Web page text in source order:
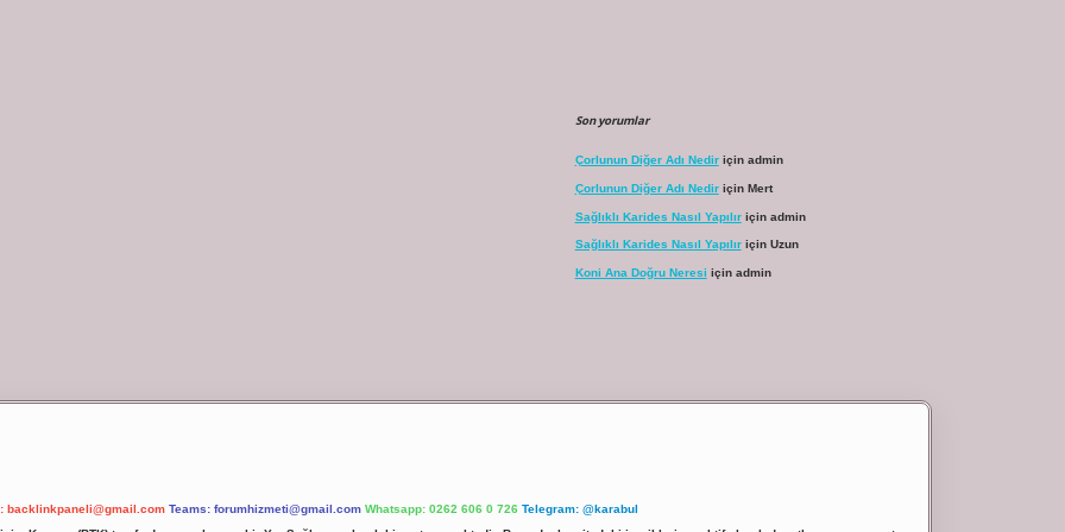
Son yorumlar
Çorlunun Diğer Adı Nediriçin admin
Çorlunun Diğer Adı Nediriçin Mert
Sağlıklı Karides Nasıl Yapılıriçin admin
Sağlıklı Karides Nasıl Yapılıriçin Uzun
Koni Ana Doğru Neresi için admin
backlinkpaneli@gmail.com Teams: forumhizmeti@gmail.com Whatsapp: 0262 606 0 726 Telegram: @karabul